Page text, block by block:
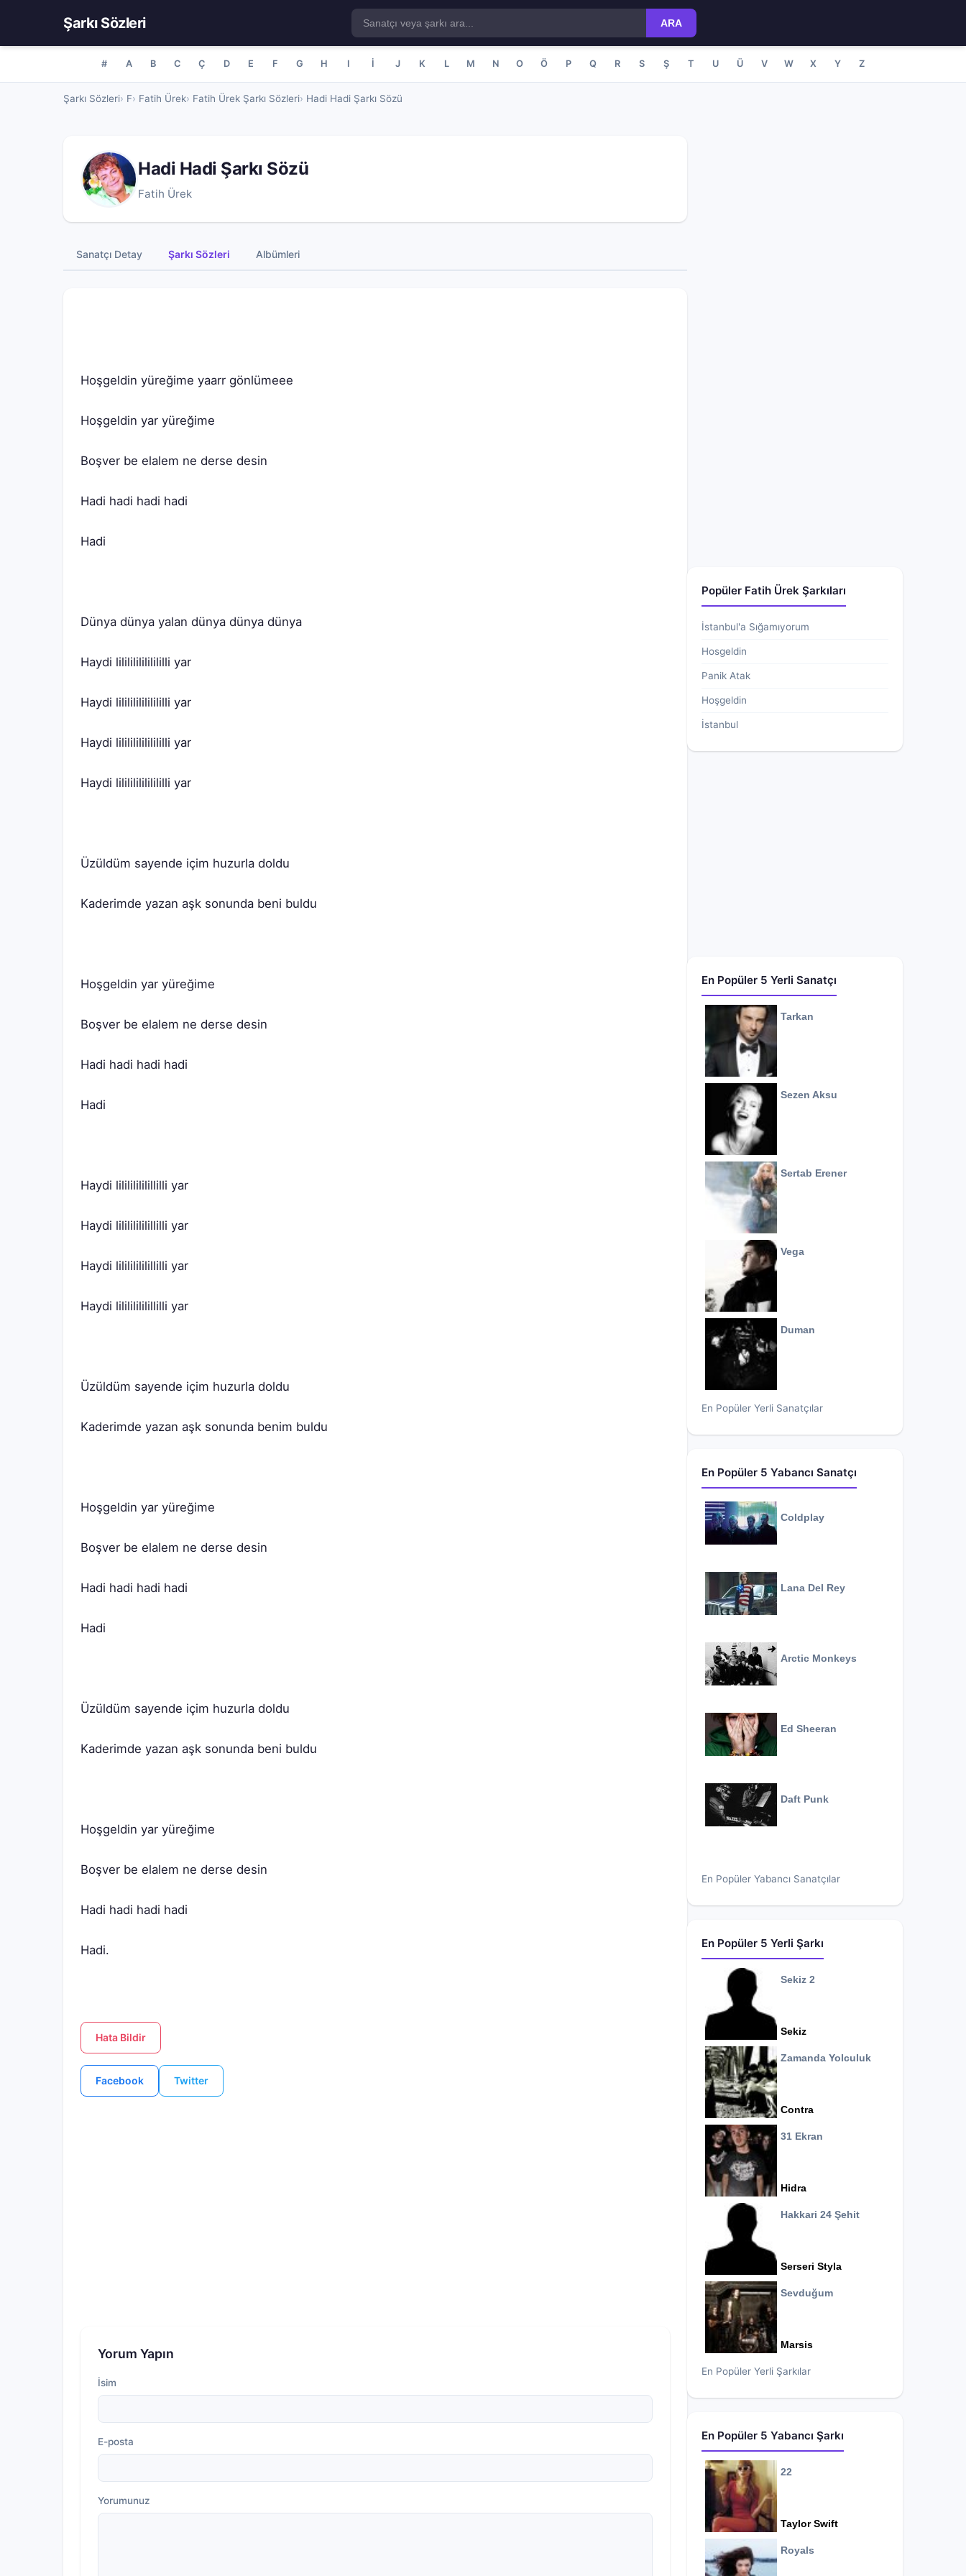
Şarkı Sözleri ARA
# A B C Ç D E F G H I İ J K L M N O Ö P Q R S Ş T U Ü V W X Y Z
Şarkı Sözleri F Fatih Ürek Fatih Ürek Şarkı Sözleri Hadi Hadi Şarkı Sözü
Hadi Hadi Şarkı Sözü
Fatih Ürek
Sanatçı Detay Şarkı Sözleri Albümleri
Hadi.
Hata Bildir
Facebook Twitter
Yorum Yapın
İsim
E-posta
Yorumunuz
Popüler Fatih Ürek Şarkıları
İstanbul'a Sığamıyorum
Hosgeldin
Panik Atak
Hoşgeldin
İstanbul
En Popüler 5 Yerli Sanatçı
Tarkan
Sezen Aksu
Sertab Erener
Vega
Duman
En Popüler Yerli Sanatçılar
En Popüler 5 Yabancı Sanatçı
Coldplay
Lana Del Rey
Arctic Monkeys
Ed Sheeran
Daft Punk
En Popüler Yabancı Sanatçılar
En Popüler 5 Yerli Şarkı
Sekiz 2
Sekiz
Zamanda Yolculuk
Contra
31 Ekran
Hidra
Hakkari 24 Şehit
Serseri Styla
Sevduğum
Marsis
En Popüler Yerli Şarkılar
En Popüler 5 Yabancı Şarkı
22
Taylor Swift
Royals